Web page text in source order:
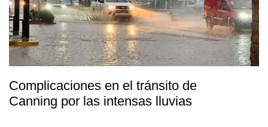
Complicaciones en el tránsito de
Canning por las intensas lluvias